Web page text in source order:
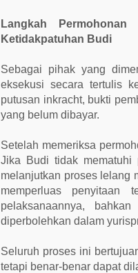
Langkah
Ketidakpatuhan Budi
Sebagai pihak yang
eksekusi secara tertulis
putusan inkracht, bukti
yang belum dibayar.
Setelah memeriksa
Jika Budi tidak mematuhi
melanjutkan proses lelang
memperluas penyitaan
pelaksanaannya,
diperbolehkan dalam
Seluruh proses ini
tetapi benar-benar dapat